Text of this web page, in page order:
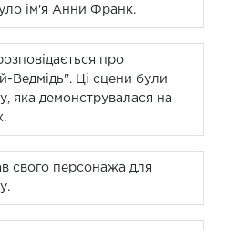
ім'я Анни Франк.
про
Ведмідь". Ці сцени були
яка демонструвалася на
свого персонажа для